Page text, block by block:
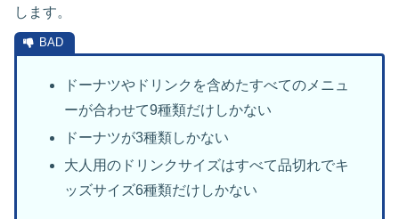
します。
ドーナツやドリンクを含めたすべてのメニュ
ーが合わせて9種類だけしかない
ドーナツが3種類しかない
大人用のドリンクサイズはすべて品切れでキ
ッズサイズ6種類だけしかない